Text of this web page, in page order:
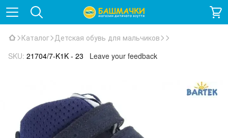
Каталог Детская обувь для мальчиков
SKU: 21704/7-K1K - 23 Leave your feedback